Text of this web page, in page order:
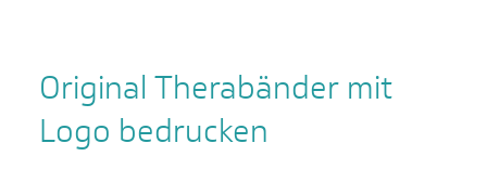
Original Therabänder mit
Logo bedrucken